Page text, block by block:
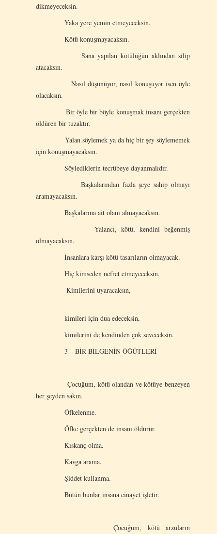
dikmeyeceksin.
Yaka yere yemin etmeyeceksin.
Kötü konuşmayacaksın.
Sana yapılan kötülüğün aklından silip
atacaksın.
Nasıl düşünüyor, nasıl konuşuyor isen öyle
olacaksın.
Bir öyle bir böyle konuşmak insanı gerçekten
öldüren bir tuzaktır.
Yalan söylemek ya da hiç bir şey söylememek
için konuşmayacaksın.
Söylediklerin tecrübeye dayanmalıdır.
Başkalarından fazla şeye sahip olmayı
aramayacaksın.
Başkalarına ait olanı almayacaksın.
Yalancı, kötü, kendini beğenmiş
olmayacaksın.
İnsanlara karşı kötü tasarıların olmayacak.
Hiç kimseden nefret etmeyeceksin.
Kimilerini uyaracaksın,
kimileri için dua edeceksin,
kimilerini de kendinden çok seveceksin.
3 – BİR BİLGENİN ÖĞÜTLERİ
Çocuğum, kötü olandan ve kötüye benzeyen
her şeyden sakın.
Öfkelenme.
Öfke gerçekten de insanı öldürür.
Kıskanç olma.
Kavga arama.
Şiddet kullanma.
Bütün bunlar insana cinayet işletir.
Çocuğum, kötü arzuların